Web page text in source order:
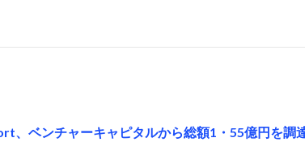
、ベンチャーキャピタルから総額1・55億円を調